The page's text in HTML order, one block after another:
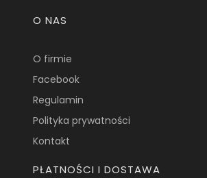
Linki w stopce
O NAS
O firmie
Facebook
Regulamin
Polityka prywatności
Kontakt
PŁATNOŚCI I DOSTAWA